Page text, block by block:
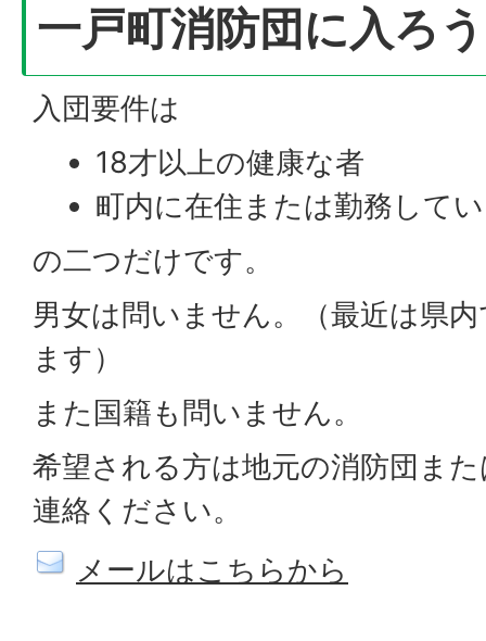
一戸町消防団に入ろ
入団要件は
18才以上の健康な者
町内に在住または勤務して
の二つだけです。
男女は問いません。（最近は県
ます）
また国籍も問いません。
希望される方は地元の消防団ま
連絡ください。
メールはこちらから